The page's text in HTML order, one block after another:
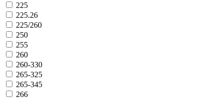
225
225.26
225/260
250
255
260
260-330
265-325
265-345
266